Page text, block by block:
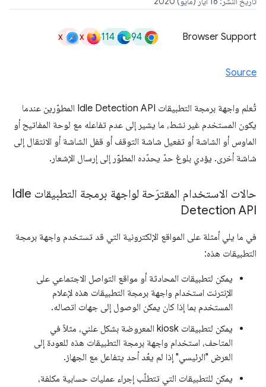
Browser Support
94
114
x
x
Source
تُعلم واجهة برمجة التطبيقات Idle Detection API المطوّرين عندما
يكون المستخدم غير نشط، ما يشير إلى عدم تفاعله مع لوحة المفاتيح أو
الماوس أو الشاشة أو تفعيل شاشة التوقف أو قفل الشاشة أو الانتقال إلى
شاشة أخرى. يؤدي بلوغ حدّ يحدّده المطوّر إلى إرسال الإشعار.
حالات الاستخدام المقترَحة لواجهة برمجة التطبيقات Idle
Detection API
في ما يلي أمثلة على المواقع الإلكترونية التي قد تستخدم واجهة برمجة
التطبيقات هذه:
يمكن لتطبيقات المحادثة أو مواقع التواصل الاجتماعي على
الإنترنت استخدام واجهة برمجة التطبيقات هذه لإعلام
المستخدم بما إذا كان يمكن الوصول إلى جهات اتصاله.
يمكن لتطبيقات kiosk المعروضة بشكل علني، مثلاً في
المتاحف، استخدام واجهة برمجة التطبيقات هذه للعودة إلى
العرض "الرئيسي" إذا لم يعُد أحد يتفاعل مع الجهاز.
يمكن للتطبيقات التي تتطلّب إجراء عمليات حسابية مكلفة،